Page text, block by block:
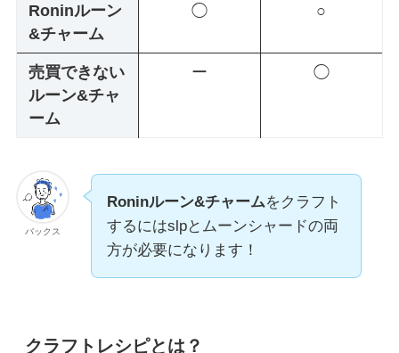
Roninルーン
&チャーム
◯ ○
売買できない
ルーン&チャ
ーム
ー ◯
バックス
Roninルーン&チャームをクラフト
するにはslpとムーンシャードの両
方が必要になります！
クラフトレシピとは？